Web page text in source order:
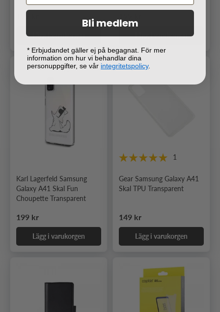
Ordinarie pris
Lägg i varukorgen Lägg i varukorgen
Karl Lagerfeld Samsung
Galaxy A41 Skal Fun
Choupette Transparent
Ordinarie pris
199 kr
Lägg i varukorgen
1
Gear Samsung Galaxy A41
Skal TPU Transparent
Ordinarie pris
149 kr
Lägg i varukorgen
Bli medlem
* Erbjudandet gäller ej på begagnat. För mer
information om hur vi behandlar dina
personuppgifter, se vår integritetspolicy.